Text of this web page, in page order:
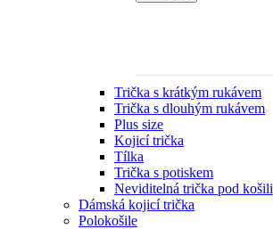
Trička s krátkým rukávem
Trička s dlouhým rukávem
Plus size
Kojicí trička
Tílka
Trička s potiskem
Neviditelná trička pod košili
Dámská kojicí trička
Polokošile